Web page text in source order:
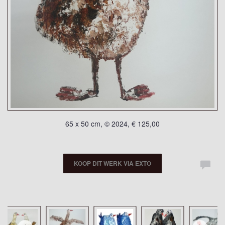
65 x 50 cm, © 2024, € 125,00
KOOP DIT WERK VIA EXTO